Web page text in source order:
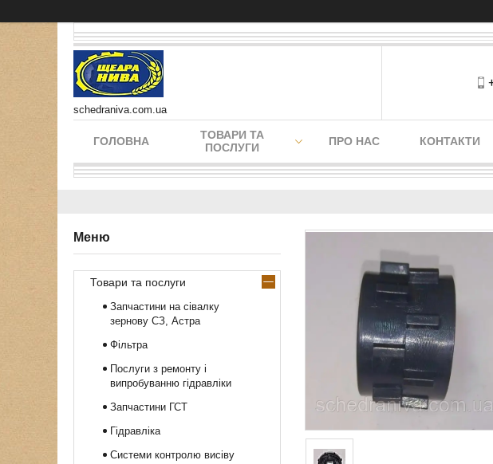
schedraniva.com.ua
ГОЛОВНА
ТОВАРИ ТА
ПОСЛУГИ
ПРО НАС КОНТАКТИ
Товари та послуги
Запчастини на сівалку
зернову СЗ, Астра
Фільтра
Послуги з ремонту і
випробуванню гідравліки
Запчастини ГСТ
Гідравліка
Системи контролю висіву